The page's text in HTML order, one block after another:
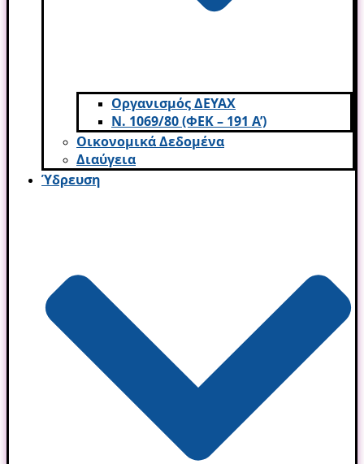
Οργανισμός ΔΕΥΑΧ
Ν. 1069/80 (ΦΕΚ – 191 Α’)
Οικονομικά Δεδομένα
Διαύγεια
Ύδρευση